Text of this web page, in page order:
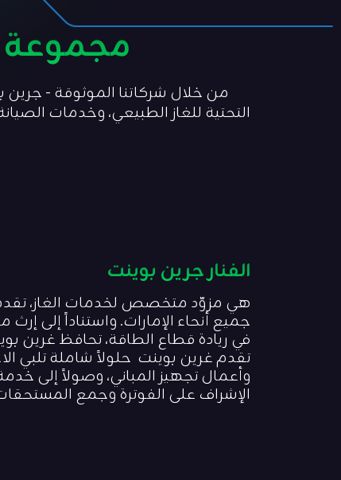
مجموعة
من خلال شركاتنا الموثوقة - جرين
التحتية للغاز الطبيعي، وخدمات
الفنار جرين بوينت
هي مزوّد متخصص لخدمات الغاز،
في ريادة قطاع الطاقة، تحافظ غرين
تقدم غرين بوينت حلولاً شاملة تلبي
وأعمال تجهيز المباني، وصولاً إلى
الإشراف على الفوترة وجمع